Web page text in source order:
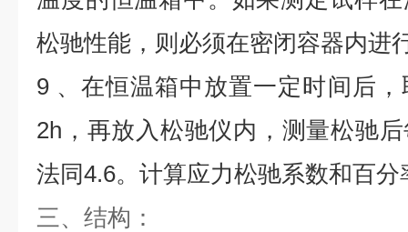
松驰性能，则必须在密闭容器内进
9 、在恒温箱中放置一定时间后
2h，再放入松驰仪内，测量松驰
法同4.6。计算应力松驰系数和百分
三、 结构：